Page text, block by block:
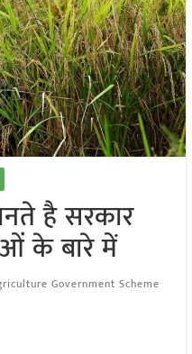
है सरकार
के बारे में
Government Scheme